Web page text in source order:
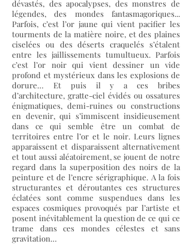
dévastés, des apocalypses, des monstres de
légendes, des mondes fantasmagoriques...
Parfois, c’est l’or jaune qui vient pacifier les
tourments de la matière noire, et des plaines
ciselées ou des déserts craquelés s’étalent
entre les jaillissements tumultueux. Parfois
c’est l’or noir qui vient dessiner un vide
profond et mystérieux dans les explosions de
dorure… Et puis il y a ces bribes
d’architecture, gratte-ciel évidés ou ossatures
énigmatiques, demi-ruines ou constructions
en devenir, qui s’immiscent insidieusement
dans ce qui semble être un combat de
territoires entre l’or et le noir. Leurs lignes
apparaissent et disparaissent alternativement
et tout aussi aléatoirement, se jouent de notre
regard dans la superposition des noirs de la
peinture et de l’encre sérigraphique. A la fois
structurantes et déroutantes ces structures
éclatées sont comme suspendues dans les
espaces cosmiques provoqués par l’artiste et
posent inévitablement la question de ce qui ce
trame dans ces mondes célestes et sans
gravitation…